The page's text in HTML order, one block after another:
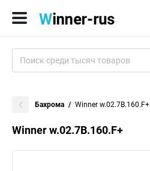
Бахрома Winner w.02.7B.160.F+
Winner w.02.7B.160.F+